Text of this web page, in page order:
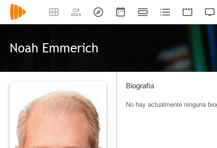
Noah Emmerich
Biografía
No hay actualmente ninguna